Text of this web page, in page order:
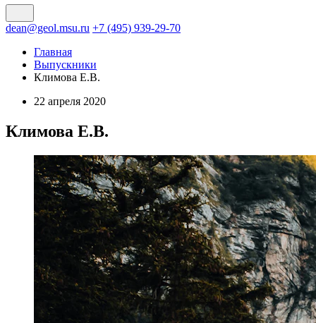
dean@geol.msu.ru +7 (495) 939-29-70
Главная
Выпускники
Климова Е.В.
22 апреля 2020
Климова Е.В.